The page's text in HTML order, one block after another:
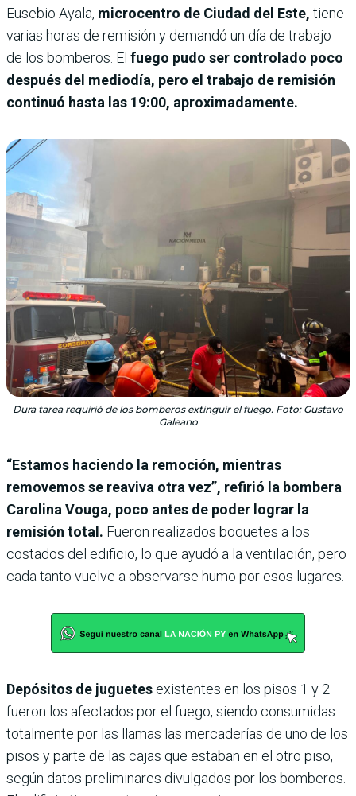
Eusebio Ayala, microcentro de Ciudad del Este, tiene
varias horas de remisión y demandó un día de trabajo
de los bomberos. El fuego pudo ser controlado poco
después del mediodía, pero el trabajo de remisión
continuó hasta las 19:00, aproximadamente.
Dura tarea requirió de los bomberos extinguir el fuego. Foto: Gustavo
Galeano
“Estamos haciendo la remoción, mientras
removemos se reaviva otra vez”, refirió la bombera
Carolina Vouga, poco antes de poder lograr la
remisión total. Fueron realizados boquetes a los
costados del edificio, lo que ayudó a la ventilación, pero
cada tanto vuelve a observarse humo por esos lugares.
Depósitos de juguetes existentes en los pisos 1 y 2
fueron los afectados por el fuego, siendo consumidas
totalmente por las llamas las mercaderías de uno de los
pisos y parte de las cajas que estaban en el otro piso,
según datos preliminares divulgados por los bomberos.